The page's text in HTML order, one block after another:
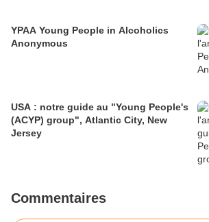
YPAA Young People in Alcoholics
Anonymous
USA : notre guide au "Young People's
(ACYP) group", Atlantic City, New
Jersey
Commentaires